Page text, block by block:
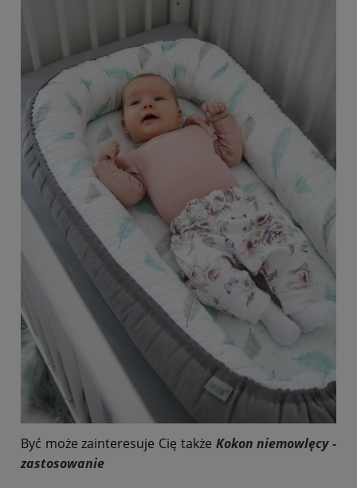
Być może zainteresuje Cię także Kokon niemowlęcy -
zastosowanie